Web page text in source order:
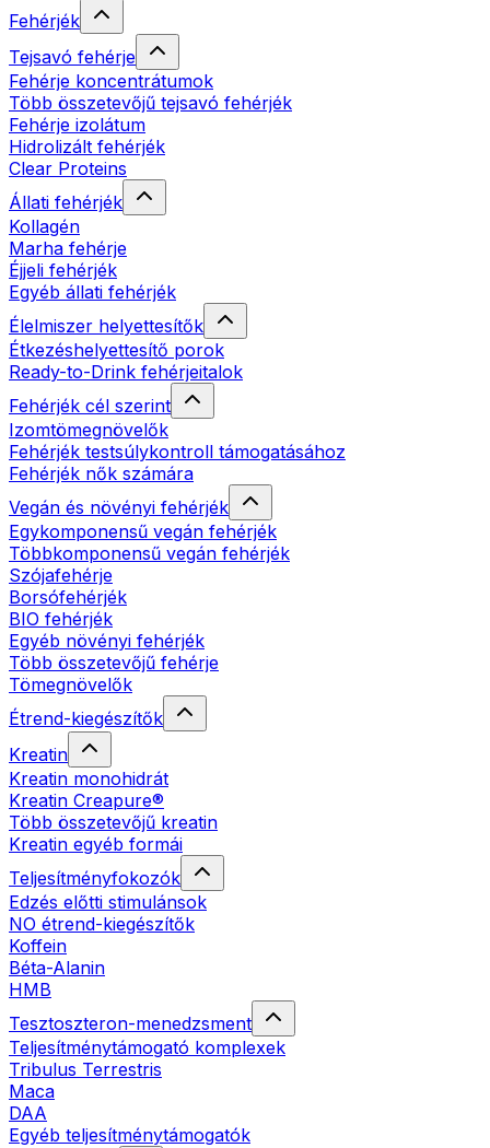
Fehérjék
Tejsavó fehérje
Fehérje koncentrátumok
Több összetevőjű tejsavó fehérjék
Fehérje izolátum
Hidrolizált fehérjék
Clear Proteins
Állati fehérjék
Kollagén
Marha fehérje
Éjjeli fehérjék
Egyéb állati fehérjék
Élelmiszer helyettesítők
Étkezéshelyettesítő porok
Ready-to-Drink fehérjeitalok
Fehérjék cél szerint
Izomtömegnövelők
Fehérjék testsúlykontroll támogatásához
Fehérjék nők számára
Vegán és növényi fehérjék
Egykomponensű vegán fehérjék
Többkomponensű vegán fehérjék
Szójafehérje
Borsófehérjék
BIO fehérjék
Egyéb növényi fehérjék
Több összetevőjű fehérje
Tömegnövelők
Étrend-kiegészítők
Kreatin
Kreatin monohidrát
Kreatin Creapure®
Több összetevőjű kreatin
Kreatin egyéb formái
Teljesítményfokozók
Edzés előtti stimulánsok
NO étrend-kiegészítők
Koffein
Béta-Alanin
HMB
Tesztoszteron-menedzsment
Teljesítménytámogató komplexek
Tribulus Terrestris
Maca
DAA
Egyéb teljesítménytámogatók